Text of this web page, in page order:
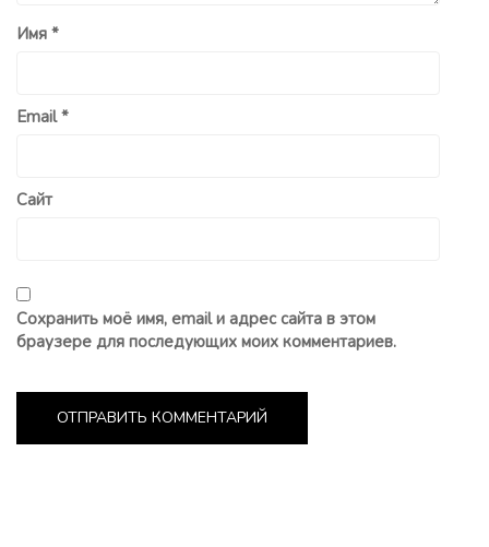
Имя *
Email*
Сайт
Сохранить моё имя, email и адрес сайта в этом
браузере для последующих моих комментариев.